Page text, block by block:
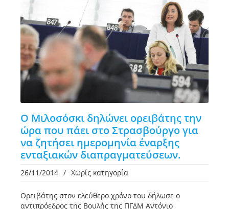
Ο Μιλοσόσκι δηλώνει ορειβάτης την
ώρα που πάει στο Στρασβούργο για
να ζητήσει ημερομηνία έναρξης
ενταξιακών διαπραγματεύσεων.
26/11/2014 / Χωρίς κατηγορία
Ορειβάτης στον ελεύθερο χρόνο του δήλωσε ο
αντιπρόεδρος της Βουλής της ΠΓΔΜ Αντόνιο